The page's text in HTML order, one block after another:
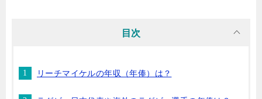
目次
リーチマイケルの年収（年俸）は？